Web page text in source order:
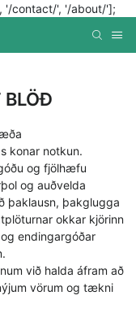
'/contact/', '/about/'];
BLÖÐ
konar notkun.
og fjölhæfu
og auðvelda
þaklausn, þakglugga
okkar kjörinn
endingargóðar
við halda áfram að
vörum og tækni